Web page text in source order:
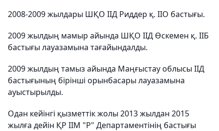
2008-2009 жылдары ШҚО ІІД Риддер қ. ІІО бастығы.
2009 жылдың мамыр айында ШҚО ІІД Өскемен қ. ІІБ
бастығы лауазамына тағайындалды.
2009 жылдың тамыз айында Маңғыстау облысы ІІД
бастығының бірінші орынбасары лауазамына
ауыстырылды.
Одан кейінгі қызметтік жолы 2013 жылдан 2015
жылға дейін ҚР ІІМ "Р" Департаментінің бастығы